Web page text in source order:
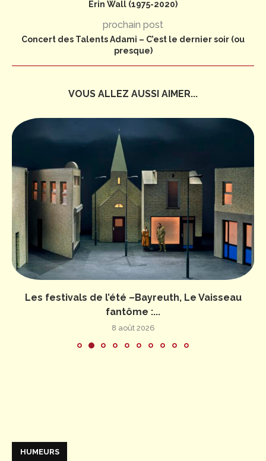
Erin Wall (1975-2020)
prochain post
Concert des Talents Adami – C’est le dernier soir (ou
presque)
VOUS ALLEZ AUSSI AIMER...
Les festivals de l’été –Bayreuth, Le Vaisseau
fantôme :...
8 août 2026
HUMEURS